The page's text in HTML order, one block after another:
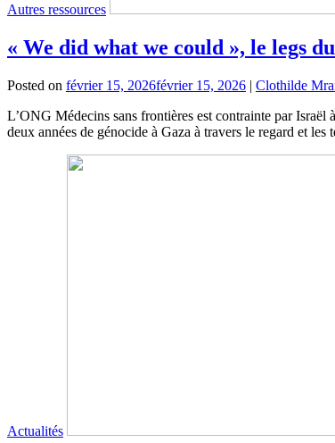
Autres ressources
« We did what we could », le legs
Posted on février 15, 2026février 15, 2026 | Clothilde
L’ONG Médecins sans frontières est contrainte par
deux années de génocide à Gaza à travers le regard et
Actualités